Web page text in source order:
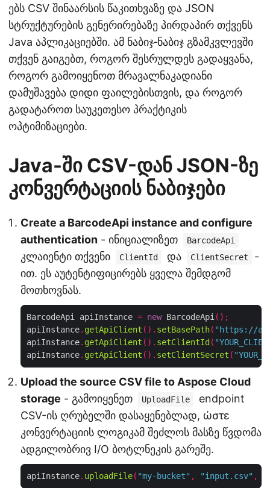
ებს CSV შინაარსის წაკითხვაზე და JSON
სტრუქტურების გენერირებაზე პირდაპირ თქვენს
Java აპლიკაციებში. ამ ნაბიჯ‑ნაბიჯ გზამკვლევში
თქვენ გაიგებთ, როგორ შესრულდეს გადაყვანა,
როგორ გამოიყენოთ მრავალნაკადიანი
დამუშავება დიდი ფაილებისთვის, და როგორ
გადატაროთ საუკეთესო პრაქტიკის
ოპტიმიზაციები.
Java-ში CSV-დან JSON-ზე
კონვერტაციის ნაბიჯები
Create a BarcodeApi instance and configure
authentication - ინიციალიზეთ BarcodeApi
კლაიენტი თქვენი ClientId და ClientSecret
-
ით. ეს აუტენტიფიცირებს ყველა შემდგომ
მოთხოვნას.
BarcodeApi apiInstance = new BarcodeApi ();
apiInstance. getApiClient (). setBasePath( "https://
apiInstance. getApiClient (). setClientId (
apiInstance. getApiClient (). setClientSecret (
Upload the source CSV file to Aspose Cloud
storage - გამოიყენეთ UploadFile
endpoint
CSV-ის ღრუბელში დასაყენებლად, ώστε
კონვერტაციის ლოგიკამ შეძლოს მასზე წვდომა
ადგილობრივ I/O ბოტლნეკის გარეშე.
apiInstance. uploadFile( "my-bucket" , "input.csv" ,